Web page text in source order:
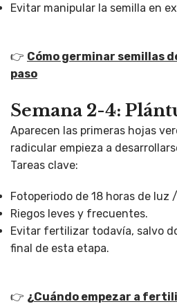
Evitar manipular la semilla en
👉 Cómo germinar semillas
paso
Semana 2-4:
Aparecen las primeras hojas
radicular empieza a
Tareas clave:
Fotoperiodo de 18 horas de luz
Riegos leves y frecuentes.
Evitar fertilizar todavía, salvo
final de esta etapa.
👉 ¿Cuándo empezar a